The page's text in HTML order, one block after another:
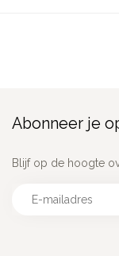
Abonneer je
Blijf op de hoogte